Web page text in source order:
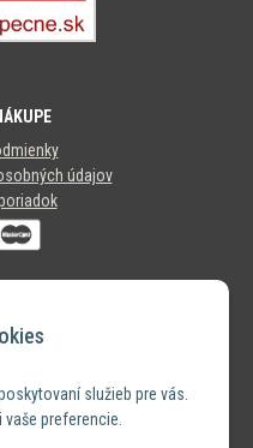
služieb pre vás.
preferencie.
údajov
NÁS